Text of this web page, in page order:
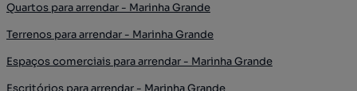
Quartos para arrendar - Marinha Grande
Terrenos para arrendar - Marinha Grande
Espaços comerciais para arrendar - Marinha Grande